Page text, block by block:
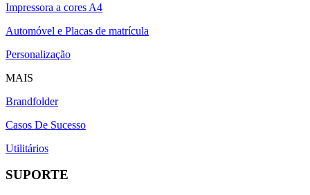
Impressora a cores A4
Automóvel e Placas de matrícula
Personalização
MAIS
Brandfolder
Casos De Sucesso
Utilitários
SUPORTE